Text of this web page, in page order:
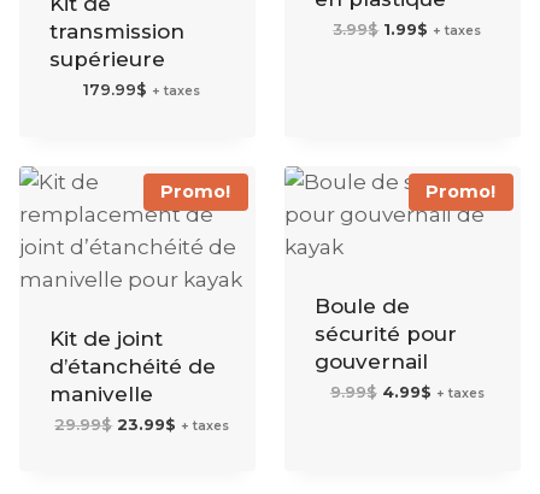
transmission
supérieure
179.99$ + taxes
3.99$ Le
prix
1.99$ Le
prix
+ taxes
Promo!
Kit de joint
d’étanchéité de
manivelle
29.99$ Le
prix
23.99$ Le
prix
+ taxes
Promo!
Boule de
sécurité pour
gouvernail
9.99$ Le
prix
4.99$Le
prix
+ taxes